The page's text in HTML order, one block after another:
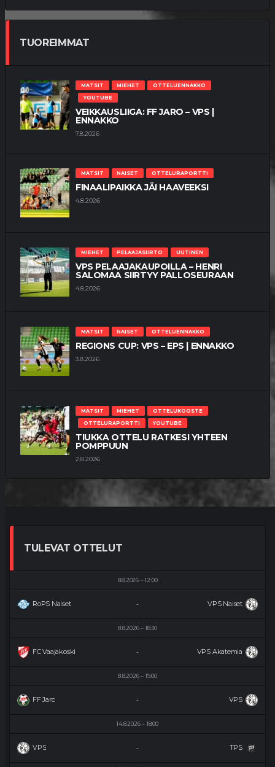
TUOREIMMAT
MATSIT MIEHET
OTTELUENNAKKO
YOUTUBE
VEIKKAUSLIIGA: FF JARO – VPS |
ENNAKKO
7.8.2026
MATSIT NAISET OTTELURAPORTTI
FINAALIPAIKKA JÄI HAAVEEKSI
4.8.2026
MIEHET PELAAJASIIRTO UUTINEN
VPS PELAAJAKAUPOILLA – HENRI
SALOMAA SIIRTYY PALLOSEURAAN
4.8.2026
MATSIT NAISET OTTELUENNAKKO
REGIONS CUP: VPS – EPS | ENNAKKO
3.8.2026
MATSIT MIEHET
OTTELUKOOSTE
OTTELURAPORTTI
YOUTUBE
TIUKKA OTTELU RATKESI YHTEEN
POMPPUUN
2.8.2026
TULEVAT OTTELUT
8.8.2026 12:00
RoPS Naiset VPS Naiset
-
8.8.2026 18:30
FC Vaajakoski VPS Akatemia
-
8.8.2026 19:00
FF Jaro VPS
-
14.8.2026 18:00
VPS TPS
-